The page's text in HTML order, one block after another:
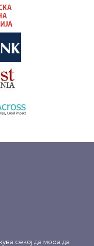
секој да мора да